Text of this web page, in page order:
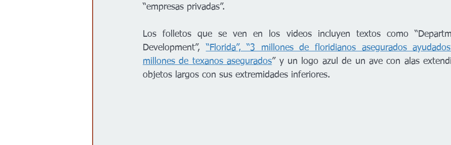
“empresas privadas”.
Los folletos que se ven en los videos incluyen textos como
Development”, “Florida”, “3 millones de floridianos asegurados
millones de texanos asegurados” y un logo azul de un ave con alas
objetos largos con sus extremidades inferiores.